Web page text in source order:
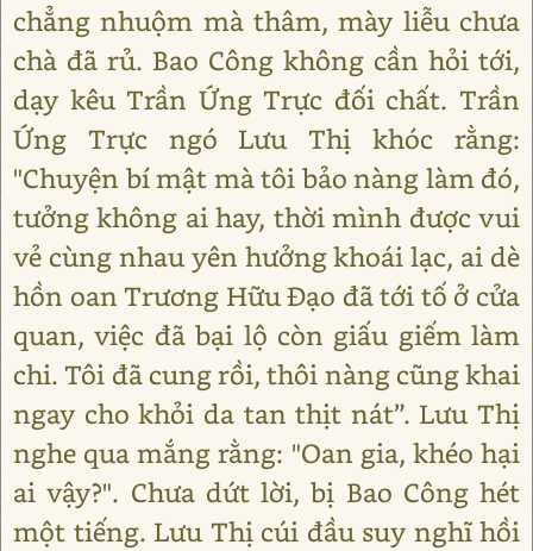
chẳng nhuộm mà thâm, mày liễu chưa
chà đã rủ. Bao Công không cần hỏi tới,
dạy kêu Trần Ứng Trực đối chất. Trần
Ứng Trực ngó Lưu Thị khóc rằng:
"Chuyện bí mật mà tôi bảo nàng làm đó,
tưởng không ai hay, thời mình được vui
vẻ cùng nhau yên hưởng khoái lạc, ai dè
hồn oan Trương Hữu Đạo đã tới tố ở cửa
quan, việc đã bại lộ còn giấu giếm làm
chi. Tôi đã cung rồi, thôi nàng cũng khai
ngay cho khỏi da tan thịt nát”. Lưu Thị
nghe qua mắng rằng: "Oan gia, khéo hại
ai vậy?". Chưa dứt lời, bị Bao Công hét
một tiếng. Lưu Thị cúi đầu suy nghĩ hồi